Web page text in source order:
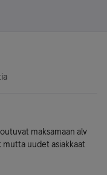
maksamaan alv
uudet asiakkaat